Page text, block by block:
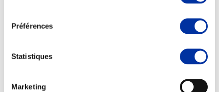
Préférences
Statistiques
Marketing